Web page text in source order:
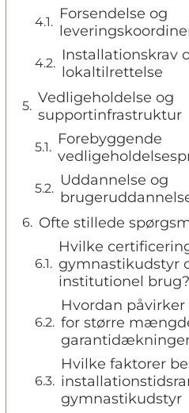
Forsendelse og
Installationskrav
lokaltilrettelse
Vedligeholdelse og
supportinfrastruktur
Forebyggende
Uddannelse og
Ofte stillede
Hvilke
gymnastikudstyr
institutionel brug?
Hvordan
for større
Hvilke faktorer
gymnastikudstyr